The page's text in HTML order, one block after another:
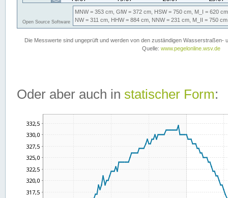
Oder aber auch in statischer Form: